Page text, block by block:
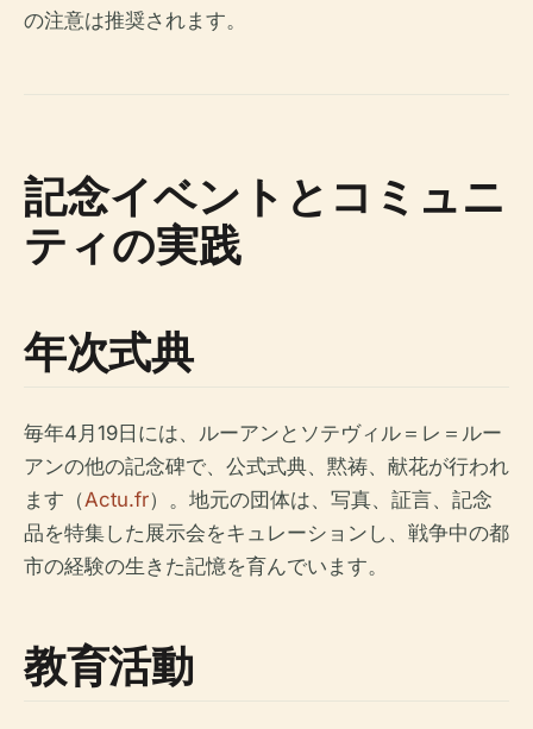
の注意は推奨されます。
記念イベントとコミュニ
ティの実践
年次式典
毎年4月19日には、ルーアンとソテヴィル＝レ＝ルー
アンの他の記念碑で、公式式典、黙祷、献花が行われ
ます（Actu.fr）。地元の団体は、写真、証言、記念
品を特集した展示会をキュレーションし、戦争中の都
市の経験の生きた記憶を育んでいます。
教育活動